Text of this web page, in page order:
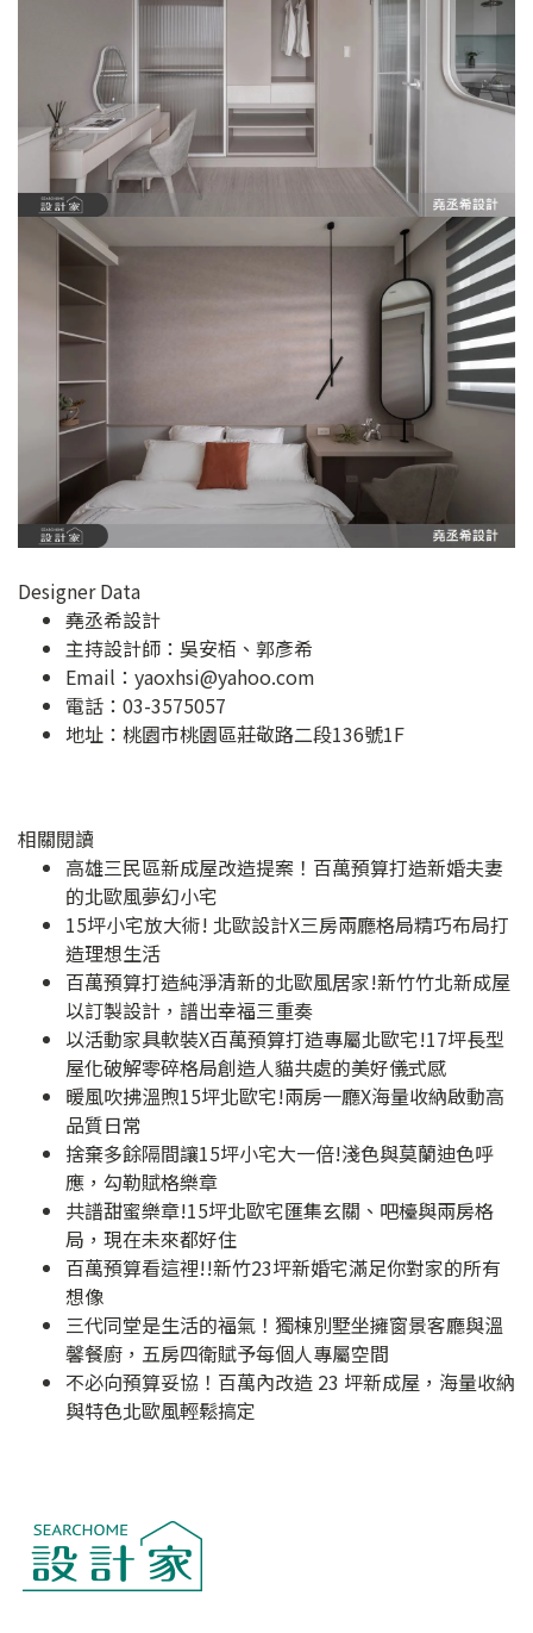
Designer Data
堯丞希設計
主持設計師：吳安栢、郭彥希
Email： yaoxhsi@yahoo.com
電話：03-3575057
地址： 桃園市桃園區莊敬路二段136號1F
相關閱讀
高雄三民區新成屋改造提案！百萬預算打造新婚夫妻
的北歐風夢幻小宅
15坪小宅放大術! 北歐設計X三房兩廳格局精巧布局打
造理想生活
百萬預算打造純淨清新的北歐風居家!新竹竹北新成屋
以訂製設計，譜出幸福三重奏
以活動家具軟裝X百萬預算打造專屬北歐宅!17坪長型
屋化破解零碎格局創造人貓共處的美好儀式感
暖風吹拂溫煦15坪北歐宅!兩房一廳X海量收納啟動高
品質日常
捨棄多餘隔間讓15坪小宅大一倍!淺色與莫蘭迪色呼
應，勾勒賦格樂章
共譜甜蜜樂章!15坪北歐宅匯集玄關、吧檯與兩房格
局，現在未來都好住
百萬預算看這裡!!新竹23坪新婚宅滿足你對家的所有
想像
三代同堂是生活的福氣！獨棟別墅坐擁窗景客廳與溫
馨餐廚，五房四衛賦予每個人專屬空間
不必向預算妥協！百萬內改造 23 坪新成屋，海量收納
與特色北歐風輕鬆搞定